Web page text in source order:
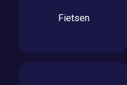
Fietsen